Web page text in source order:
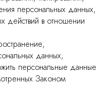
персональных данных,
действий в отношении
данных,
персональные данные
Законом